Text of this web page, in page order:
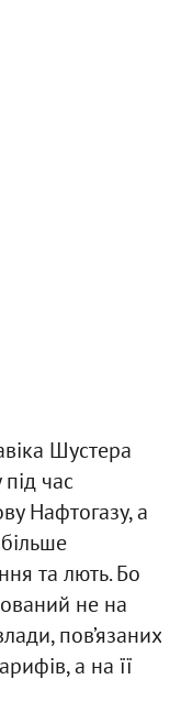
Шустера
час
Нафтогазу, а
та лють. Бо
не на
пов’язаних
а на її